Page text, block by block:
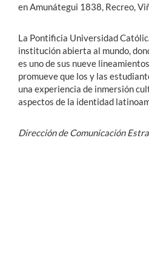
en Amunátegui 1838, Recreo,
La Pontificia Universidad
institución abierta al mundo,
es uno de sus nueve
promueve que los y las
una experiencia de inmersión
aspectos de la identidad
Dirección de Comunicación